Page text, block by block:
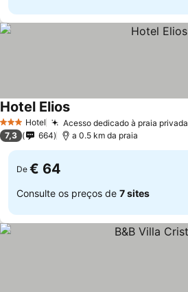
3 EstrelasHotel Acesso dedicado à praia privada
Hotel EliosVer preços
7,3 664 a 0.5 km da praia
De € 64
Consulte os preços de 7 sites